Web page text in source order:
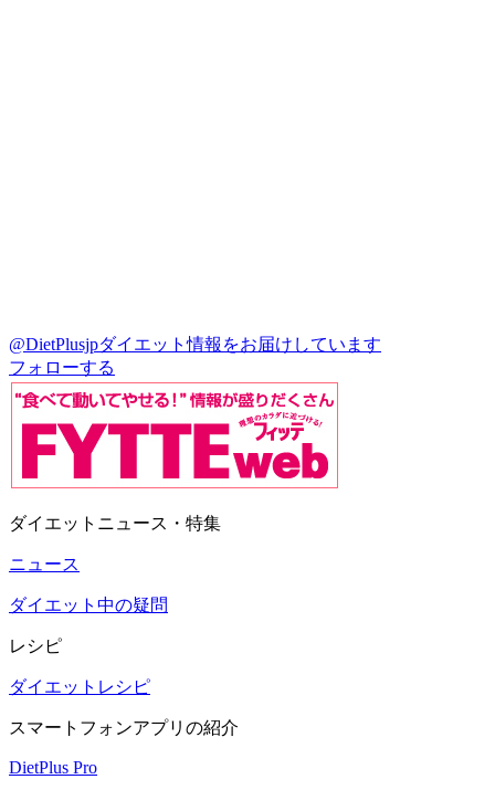
@DietPlusjpダイエット情報をお届けしています
フォローする
ダイエットニュース・特集
ニュース
ダイエット中の疑問
レシピ
ダイエットレシピ
スマートフォンアプリの紹介
DietPlus Pro